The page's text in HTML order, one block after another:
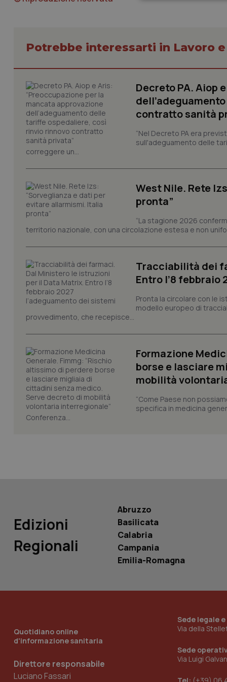
Potrebbe interessarti in Lavoro
Decreto PA. Aiop
contratto sanità
“Nel Decreto PA era
sull'adeguamento delle
correggere un...
West Nile. Rete
pronta”
“La stagione 2026
territorio nazionale, con una circolazione estesa e non
Tracciabilità dei
Entro l’8 febbraio
Pronta la circolare con le
modello europeo di
provvedimento, che recepisce...
Formazione
borse e lasciare
mobilità
“Come Paese non
specifica in medicina
Conferenza...
Edizioni
Regionali
Abruzzo
Basilicata
Calabria
Campania
Emilia-Romagna
Quotidiano online
d'informazione sanitaria
Direttore responsabile
Luciano Fassari
Sede legale
Via della
Sede
Via Luigi
I cookie necessari
e l'accesso alle aree
Nome
tracking-sites-
tracking-enable
_ga
PHPSESSID
YSC
ROLLOUT_TOKEN
ironfish-tracking-
named-enable